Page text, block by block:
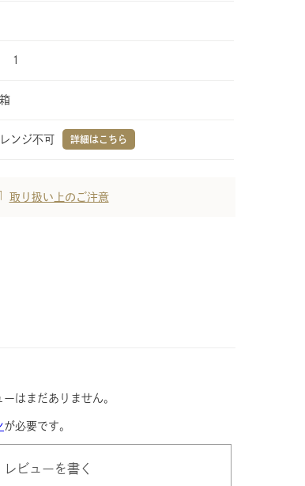
１
ンジ不可 詳細はこちら
取り扱い上のご注意
はまだありません。
が必要です。
レビューを書く